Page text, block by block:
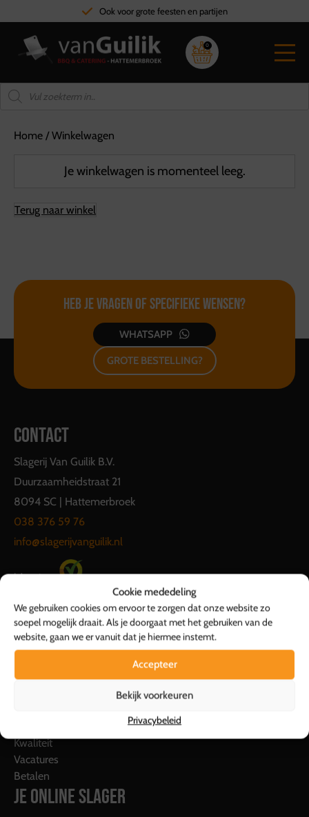
Cookie mededeling
We gebruiken cookies om ervoor te zorgen dat onze website zo
soepel mogelijk draait. Als je doorgaat met het gebruiken van de
website, gaan we er vanuit dat je hiermee instemt.
Accepteer
Bekijk voorkeuren
Privacybeleid
Ook voor grote feesten en partijen
0
Home /Winkelwagen
Je winkelwagen is momenteel leeg.
Terug naar winkel
Heb je vragen ofspecifieke wensen?
WHATSAPP
GROTE BESTELLING?
CONTACT
Slagerij Van Guilik B.V.
Duurzaamheidstraat 21
8094 SC | Hattemerbroek
038 376 59 76
info@slagerijvanguilik.nl
SLAGERIJ VAN GUILIK
Contact
Openingstijden
Aanmelden nieuwsbrief
Kwaliteit
Vacatures
Betalen
JE ONLINE SLAGER